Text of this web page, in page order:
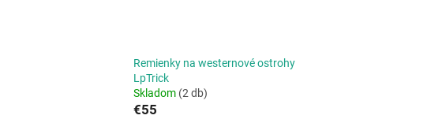
Remienky na westernové ostrohy
LpTrick
Skladom (2 db)
€55